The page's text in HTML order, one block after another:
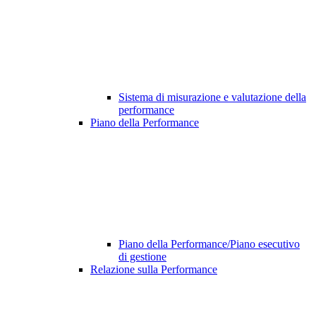
Sistema di misurazione e valutazione della
performance
Piano della Performance
Piano della Performance/Piano esecutivo
di gestione
Relazione sulla Performance